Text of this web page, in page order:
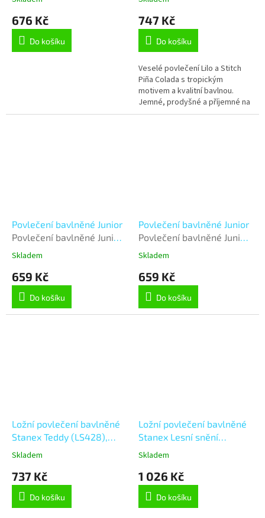
676 Kč
Do košíku
747 Kč
Do košíku
Veselé povlečení Lilo a Stitch
Piña Colada s tropickým
motivem a kvalitní bavlnou.
Jemné, prodyšné a příjemné na
dotek, ideální pro děti, které
Povlečení bavlněné Junior
Povlečení bavlněné Junior
- 140x200, 70x90 cm -
Skladem
659 Kč
Do košíku
Povlečení bavlněné Junior
Povlečení bavlněné Junior
- 140x200, 70x90 cm -
Skladem
659 Kč
Do košíku
Ložní povlečení bavlněné
Stanex Teddy (LS428),
hnědá;smetanová 140 x
Skladem
737 Kč
Do košíku
Ložní povlečení bavlněné
Stanex Lesní snění
(LS430), modrá 140 x 200
Skladem
1 026 Kč
Do košíku